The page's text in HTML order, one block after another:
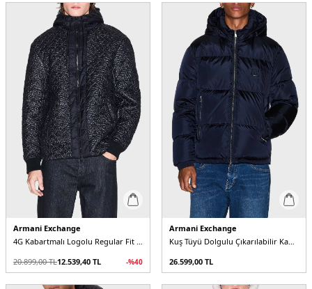
Armani Exchange
4G Kabartmalı Logolu Regular Fit Kapüşonlu Erkek Mont
20.899,00TL12.539,40 TL -%40
Armani Exchange
Kuş Tüyü Dolgulu Çıkarılabilir Kapüşonlu Şişme Erkek Mont
26.599,00 TL